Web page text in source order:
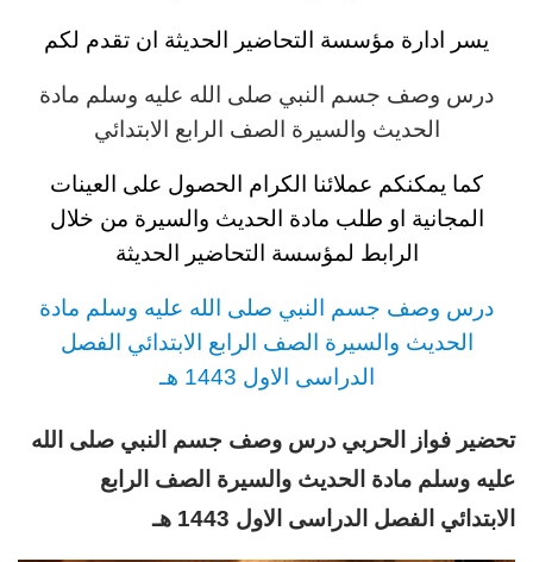
يسر ادارة مؤسسة التحاضير الحديثة ان تقدم لكم
درس وصف جسم النبي صلى الله عليه وسلم مادة
الحديث والسيرة
الصف الرابع الابتدائي
كما يمكنكم عملائنا الكرام الحصول على العينات
المجانية او طلب مادة الحديث والسيرة من خلال
الرابط لمؤسسة التحاضير الحديثة
درس وصف جسم النبي صلى الله عليه وسلم مادة
الحديث والسيرة
الصف الرابع الابتدائي الفصل
الدراسى الاول 1443 هـ
تحضير فواز الحربي درس وصف جسم النبي صلى الله
عليه وسلم مادة الحديث والسيرة الصف الرابع
الابتدائي الفصل الدراسى الاول 1443 هـ